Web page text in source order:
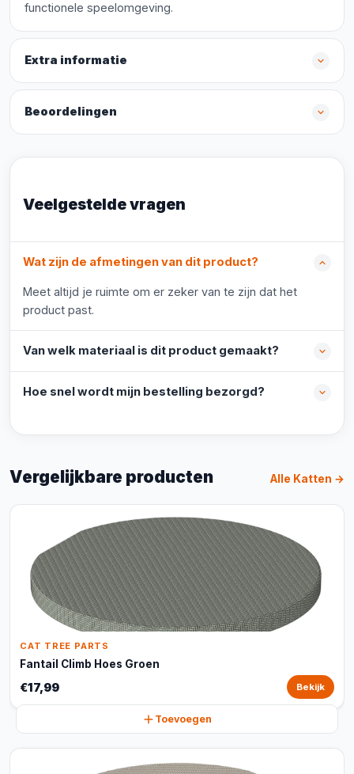
functionele speelomgeving.
Extra informatie
Beoordelingen
Veelgestelde vragen
Wat zijn de afmetingen van dit product?
Meet altijd je ruimte om er zeker van te zijn dat het
product past.
Van welk materiaal is dit product gemaakt?
Hoe snel wordt mijn bestelling bezorgd?
Vergelijkbare producten Alle Katten →
CAT TREE PARTS
Fantail Climb Hoes Groen
€17,99 Bekijk
Toevoegen